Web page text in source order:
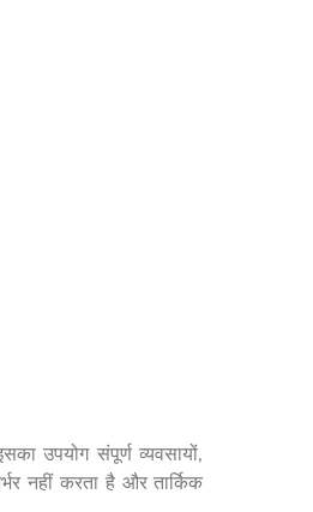
उपयोग संपूर्ण व्यवसायों,
नहीं करता है और तार्किक